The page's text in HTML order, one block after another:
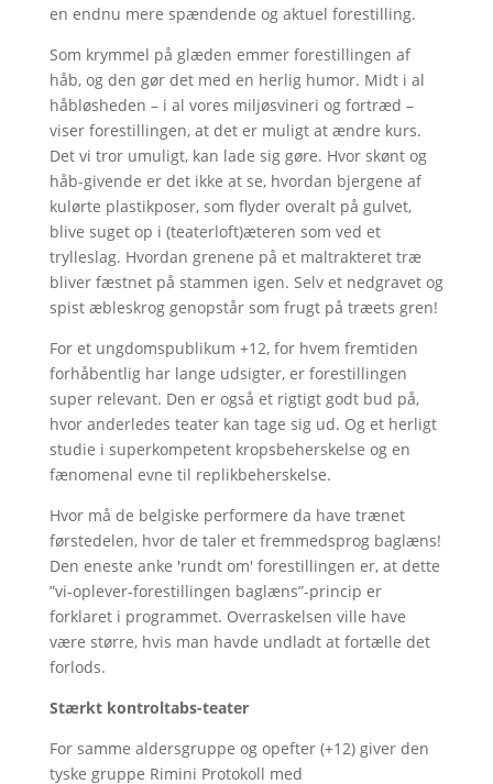
en endnu mere spændende og aktuel forestilling.
Som krymmel på glæden emmer forestillingen af
håb, og den gør det med en herlig humor. Midt i al
håbløsheden – i al vores miljøsvineri og fortræd –
viser forestillingen, at det er muligt at ændre kurs.
Det vi tror umuligt, kan lade sig gøre. Hvor skønt og
håb-givende er det ikke at se, hvordan bjergene af
kulørte plastikposer, som flyder overalt på gulvet,
blive suget op i (teaterloft)æteren som ved et
trylleslag. Hvordan grenene på et maltrakteret træ
bliver fæstnet på stammen igen. Selv et nedgravet og
spist æbleskrog genopstår som frugt på træets gren!
For et ungdomspublikum +12, for hvem fremtiden
forhåbentlig har lange udsigter, er forestillingen
super relevant. Den er også et rigtigt godt bud på,
hvor anderledes teater kan tage sig ud. Og et herligt
studie i superkompetent kropsbeherskelse og en
fænomenal evne til replikbeherskelse.
Hvor må de belgiske performere da have trænet
førstedelen, hvor de taler et fremmedsprog baglæns!
Den eneste anke 'rundt om' forestillingen er, at dette
”vi-oplever-forestillingen baglæns”-princip er
forklaret i programmet. Overraskelsen ville have
være større, hvis man havde undladt at fortælle det
forlods.
Stærkt kontroltabs-teater
For samme aldersgruppe og opefter (+12) giver den
tyske gruppe Rimini Protokoll med